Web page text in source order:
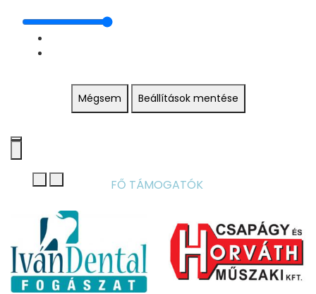
Mégsem Beállítások mentése
FŐ TÁMOGATÓK